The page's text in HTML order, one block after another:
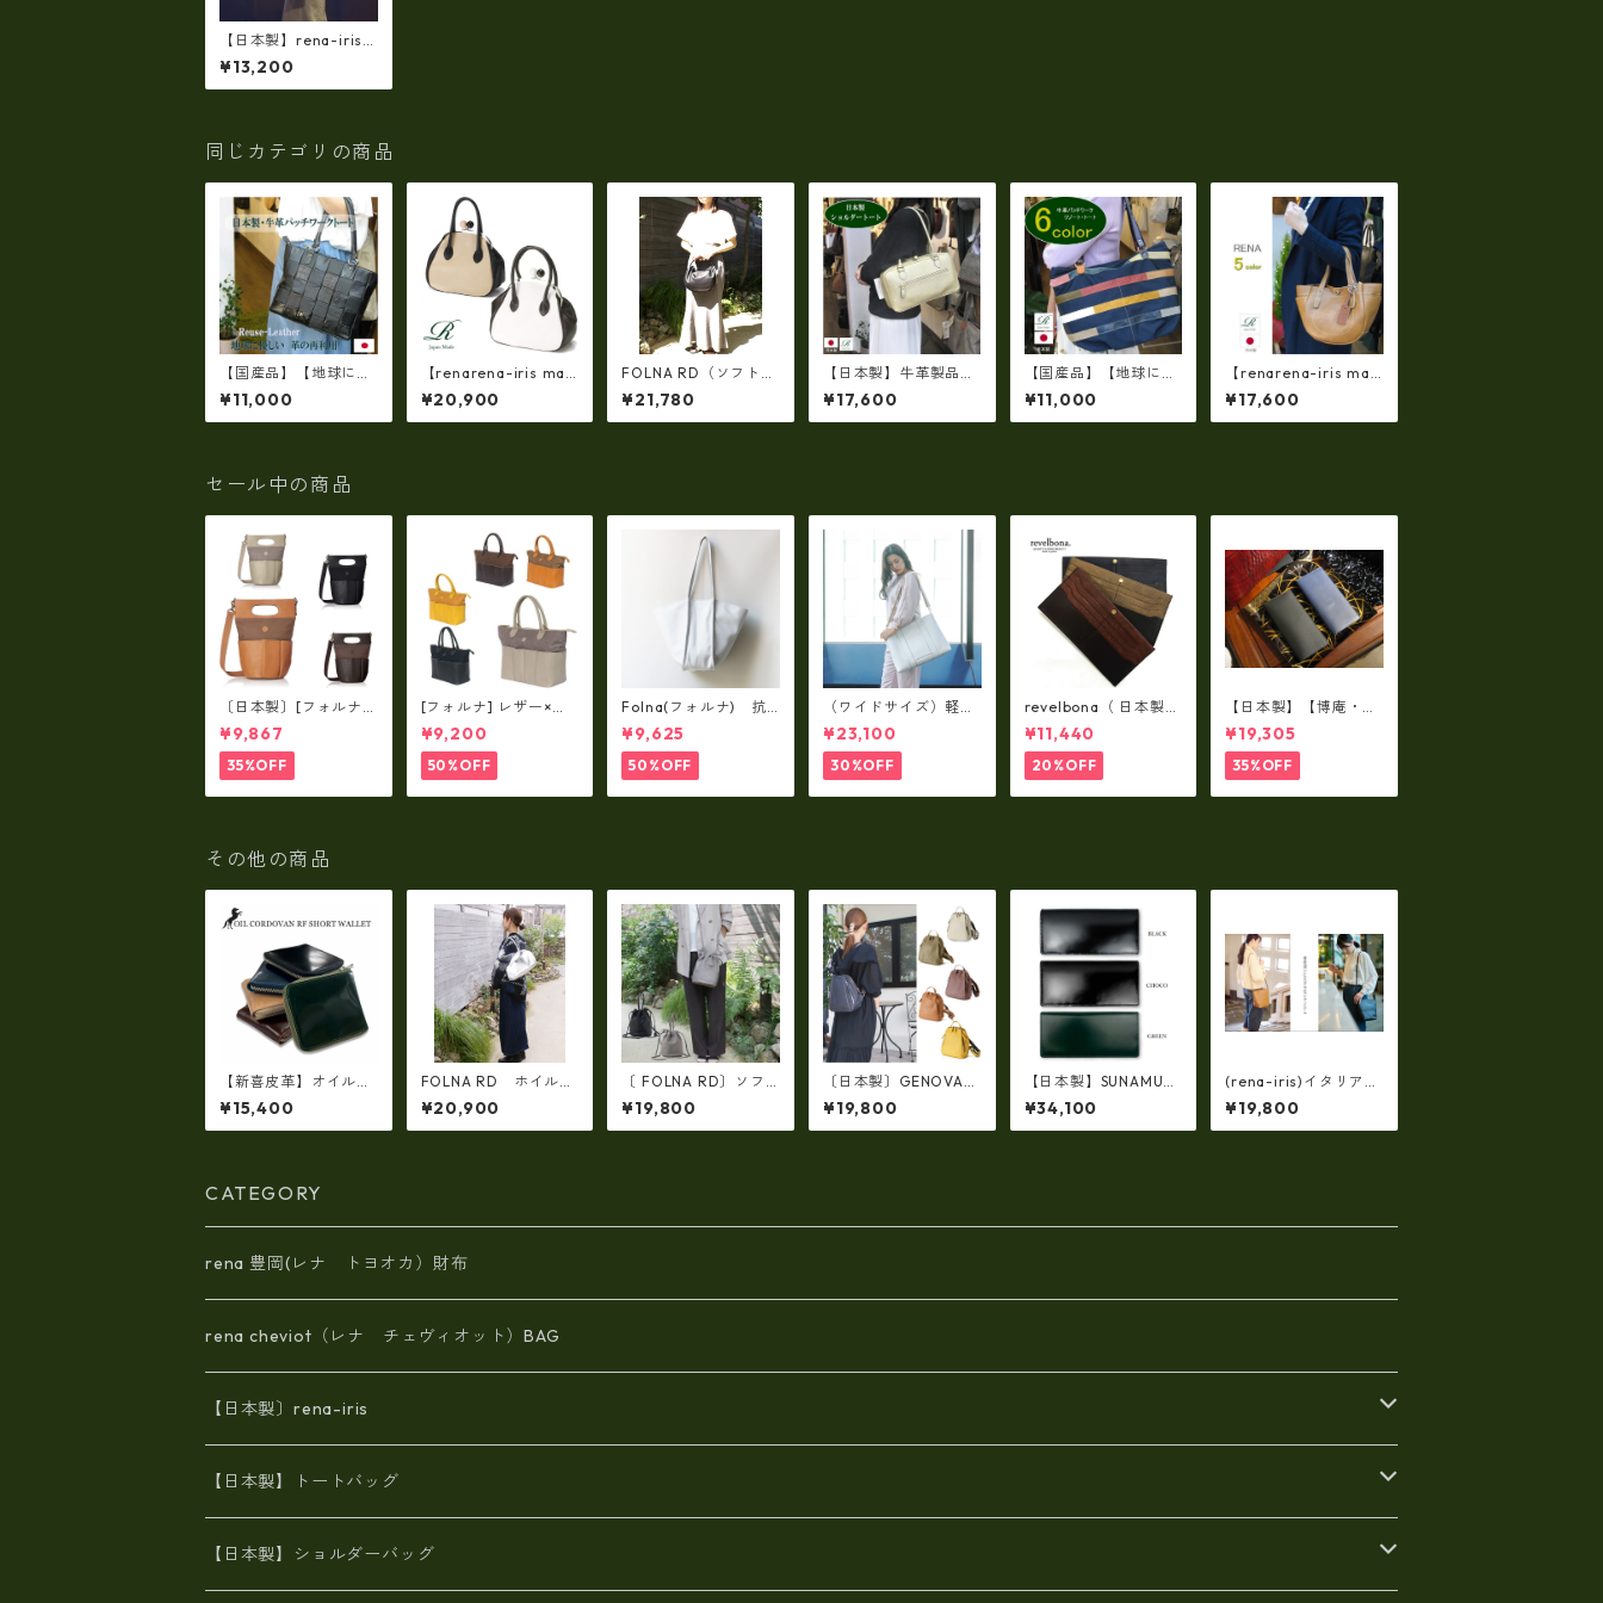
【日本製】rena-iris
手提げトート柔らかい
素上げ姫路レザー・ソ
フトオイルレザー ハ
¥13,200
同じカテゴリの商品
【国産品】【地球に優
しい 革の再利用・Re
use-Leather】オイル
レザーパッチワークト
¥11,000
【renarena-iris mad
e in japan】【日本
製】(ソフトシュリン
クレザー製)牛革製
¥20,900
FOLNA RD（ソフトレ
ザー シリーズ）ソフト
レザー ワンハンドルバ
ッグ・FOLNA RD 083
¥21,780
【日本製】牛革製品・
ソフトシュリンクレザ
ー・ボストントート
（軽量）(オイルレザ
¥17,600
【国産品】【地球に優
しい・Reuse-Leathe
r】リゾート・ショル
ダートートバッグ・オ
¥11,000
【renarena-iris mad
e in japan】（5 colo
r)牛革製品・ソフトレ
ザー・シュリンク革製
¥17,600
セール中の商品
〔日本製〕[フォルナ]
レザー×パラフィン筒
型2way シュリンクレ
ザー×79Aパラフィ
ン fo-259630
¥9,867
35%OFF
[フォルナ] レザー×パ
ラフィン筒型2way シ
ュリンクレザー×79A
パラフィン トートL f
o-259632
¥9,200
50%OFF
Folna(フォルナ) 抗
菌ソフトスムースレザ
ー トートバッグ / FOL
NA RD fo-083244
¥9,625
50%OFF
（ワイドサイズ）軽
量・牛革製品・2WAY
ヌメ革トートバッグ
（A3サイズ/日本製）
(高収納）ir-02G
¥23,100
30%OFF
revelbona（ 日本製）
国産牛革製・お札入
れ ロングウォレッ
ト rl-001
¥11,440
20%OFF
【日本製】【博庵・HI
ROAN】最高級牛革
（ボーテッド）札入
れ・長財布 ha-2153
5
¥19,305
35%OFF
その他の商品
【新喜皮革】オイルコ
ードバンラウンドファ
スナーショートウォレ
ット 日本製 tc-048
¥15,400
FOLNA RD ホイルレ
ザーボストンバッグ S-
SIZE SILVER fo- 0
83338
¥20,900
〔 FOLNA RD〕ソフ
トレザー2WAY巾着シ
ョルダーバッグ・fo-0
83349
¥19,800
〔日本製〕GENOVA
（IMAIBAG）牛革製・
シュリンクヌメ Ｗジッ
パー・コンパクトリュ
¥19,800
【日本製】SUNAMUR
A 高級レザー コードバ
ン 長財布（札入れ二つ
折り） ly-1000
¥34,100
(rena-iris)イタリアン
レザー（シュリンク
革）・斜め掛けショル
ダー（日本製）ri-722
¥19,800
CATEGORY
rena 豊岡(レナ トヨオカ）財布
rena cheviot（レナ チェヴィオット）BAG
【日本製〕rena-iris
エナメル（パテント）レザー
牛革製品トート・ショルダー
【日本製】トートバッグ
火山灰染めバッグ
【日本製】ショルダーバッグ